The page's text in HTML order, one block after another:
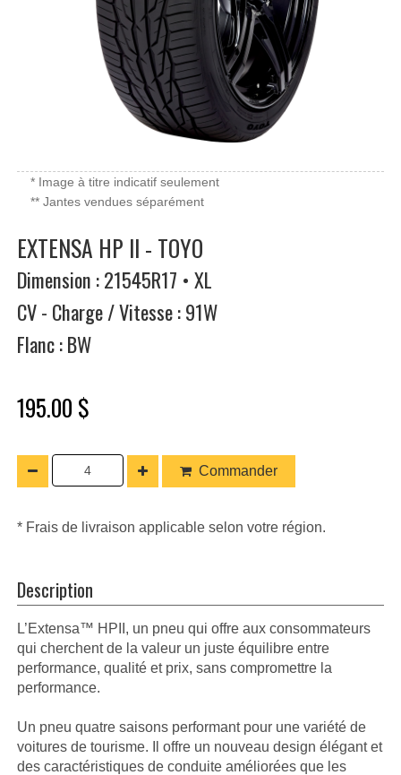
* Image à titre indicatif seulement
** Jantes vendues séparément
EXTENSA HP II - TOYO
Dimension : 21545R17 • XL
CV - Charge / Vitesse : 91W
Flanc : BW
195.00 $
Commander
* Frais de livraison applicable selon votre région.
Description
L’Extensa™ HPII, un pneu qui offre aux consommateurs
qui cherchent de la valeur un juste équilibre entre
performance, qualité et prix, sans compromettre la
performance.
Un pneu quatre saisons performant pour une variété de
voitures de tourisme. Il offre un nouveau design élégant et
des caractéristiques de conduite améliorées que les